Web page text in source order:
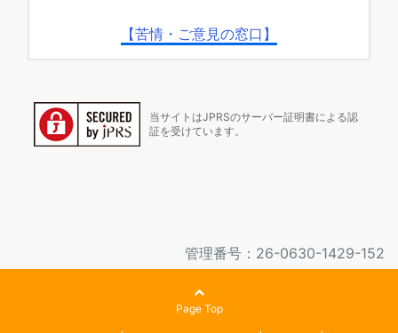
【苦情・ご意見の窓口】
当サイトはJPRSのサーバー証明書による認
証を受けています。
管理番号：26-0630-1429-152
Page Top